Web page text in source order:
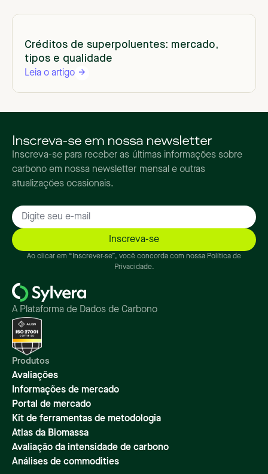
Créditos de superpoluentes: mercado,
tipos e qualidade
Leia o artigo
Inscreva-se em nossa newsletter
Inscreva-se para receber as últimas informações sobre
carbono em nossa newsletter mensal e outras
atualizações ocasionais.
Ao clicar em “Inscrever-se”, você concorda com nossa Política de
Privacidade.
A Plataforma de Dados de Carbono
Produtos
Avaliações
Informações de mercado
Portal de mercado
Kit de ferramentas de metodologia
Atlas da Biomassa
Avaliação da intensidade de carbono
Análises de commodities